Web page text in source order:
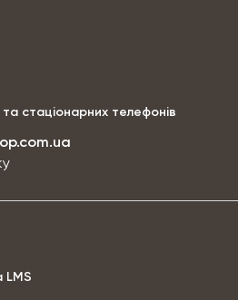
стаціонарних телефонів
LMS